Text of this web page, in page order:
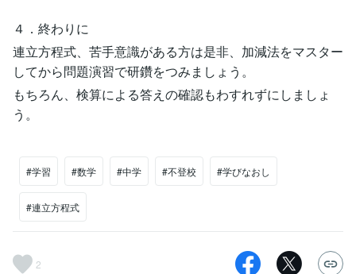
４．終わりに
連立方程式、苦手意識がある方は是非、加減法をマスター
してから問題演習で研鑽をつみましょう。
もちろん、検算による答えの確認もわすれずにしましょ
う。
#学習 #数学 #中学 #不登校 #学びなおし
#連立方程式
2